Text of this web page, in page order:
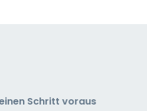
Schritt voraus